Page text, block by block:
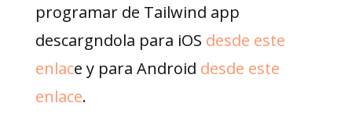
programar de Tailwind app
descargndola para iOS desde este
enlace y para Android desde este
enlace.